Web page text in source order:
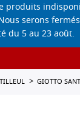
produits
serons
du 5 au 23 août.
GIOTTO